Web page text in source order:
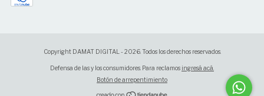
Copyright DAMAT DIGITAL - 2026. Todos los derechos reservados.
Defensa de las y los consumidores. Para reclamos ingresá acá.
Botón de arrepentimiento